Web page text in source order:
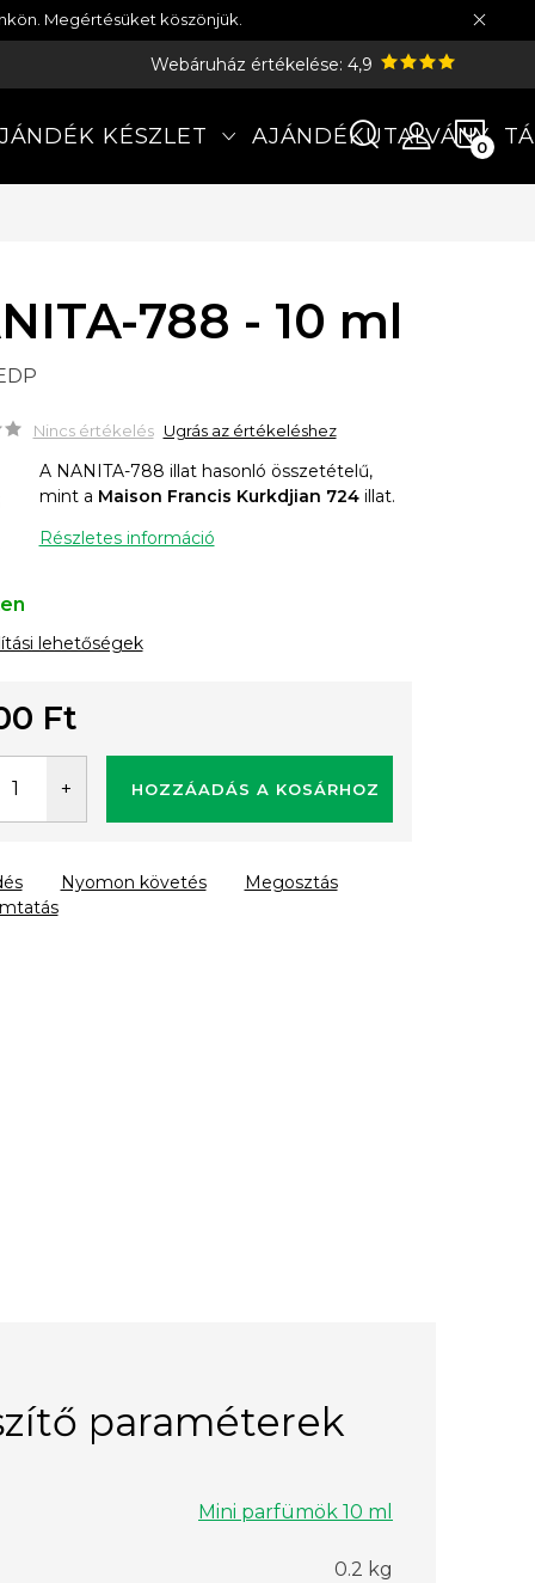
Megértésüket köszönjük.
Webáruház értékelése: 4,9
KÉSZLET AJÁNDÉKUTALVÁNY
788 - 10 ml
Nincs értékelés Ugrás az értékeléshez
A NANITA-788 illat hasonló összetételű,
mint a Maison Francis Kurkdjian 724illat.
Részletes információ
lehetőségek
Ft
HOZZÁADÁS A KOSÁRHOZ
Nyomon követés Megosztás
paraméterek
Mini parfümök 10 ml
0.2 kg